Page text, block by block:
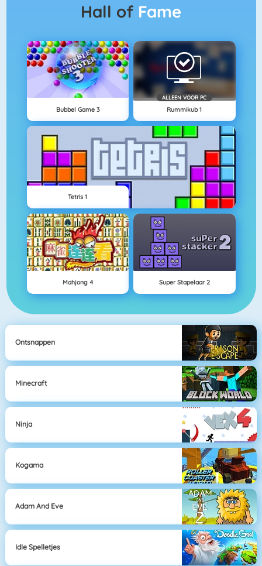
Hall of Fame
Bubbel Game 3
ALLEEN VOOR PC
Rummikub 1
Tetris 1
Mahjong 4 Super Stapelaar 2
Ontsnappen
Minecraft
Ninja
Kogama
Adam And Eve
Idle Spelletjes